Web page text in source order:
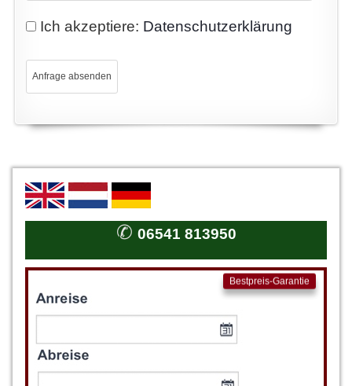
✆ 06541 813950
Bestpreis-Garantie
Ich akzeptiere: Datenschutzerklärung